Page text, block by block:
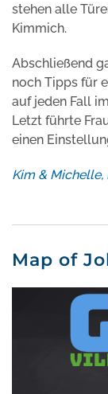
stehen alle
Kimmich.
Abschließend
noch Tipps für
auf jeden Fall
Letzt führte
einen
Kim & Michelle,
Map of